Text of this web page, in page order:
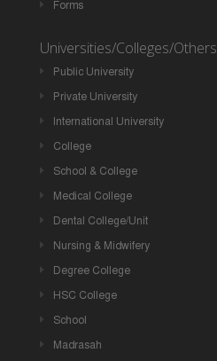
Forms
Universities/Colleges/Others
Public University
Private University
International University
College
School & College
Medical College
Dental College/Unit
Nursing & Midwifery
Degree College
HSC College
School
Madrasah